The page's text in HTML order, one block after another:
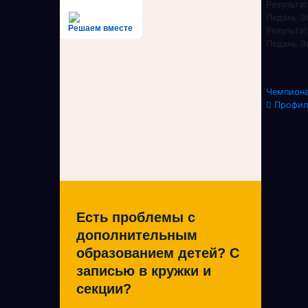
Решаем вместе
Есть проблемы с
дополнительным
образованием детей? С
записью в кружки и
секции?
Педань
Педань